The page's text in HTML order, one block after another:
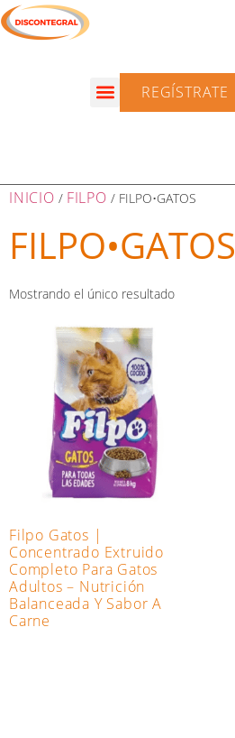
REGÍSTRATE
INICIO / FILPO / FILPO•GATOS
FILPO•GATOS
Mostrando el único resultado
Filpo Gatos |
Concentrado Extruido
Completo Para Gatos
Adultos – Nutrición
Balanceada Y Sabor A
Carne